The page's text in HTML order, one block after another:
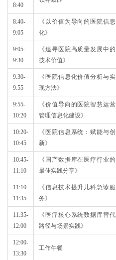
8:40
8:40-
9:05
《以价值为导向的医院信息
化》
9:05-
9:30
《追寻医院高质量发展中的
技术价值》
9:30-
9:55
《医院信息化价值分析与实
现方法》
9:55-
10:20
《价值导向的医院智慧运营
管理信息化建设》
10:20-
10:45
《医院信息系统：赋能与创
新》
10:45-
11:10
《国产数据库在医疗行业的
最佳实践分享》
11:10-
11:35
《信息技术提升儿科急诊服
务》
11:35-
12:00
《医疗核心系统数据库替代
路径与场景实践》
12:00-
13:30
工作午餐